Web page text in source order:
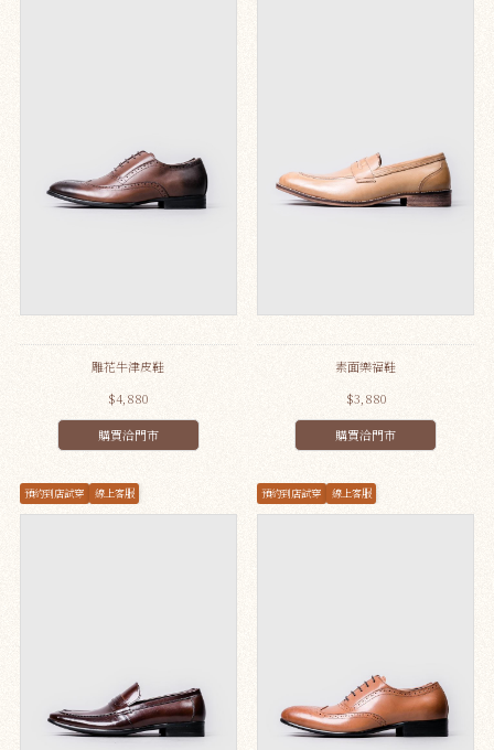
雕花牛津皮鞋
$4,880
購買洽門市
素面樂福鞋
$3,880
購買洽門市
預約到店試穿 線上客服 預約到店試穿 線上客服